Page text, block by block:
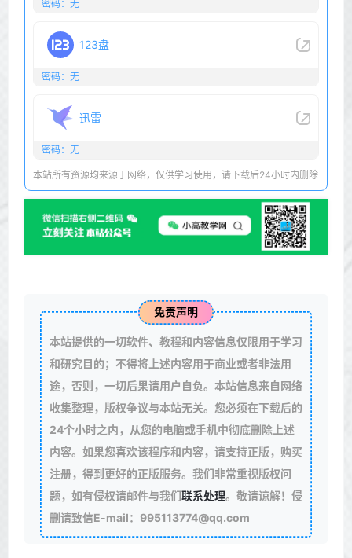
密码：无
123盘
密码：无
迅雷
密码：无
本站所有资源均来源于网络，仅供学习使用，请下载后24小时内删除
免责声明
本站提供的一切软件、教程和内容信息仅限用于学习
和研究目的；不得将上述内容用于商业或者非法用
途，否则，一切后果请用户自负。本站信息来自网络
收集整理，版权争议与本站无关。您必须在下载后的
24个小时之内，从您的电脑或手机中彻底删除上述
内容。如果您喜欢该程序和内容，请支持正版，购买
注册，得到更好的正版服务。我们非常重视版权问
题，如有侵权请邮件与我们联系处理。敬请谅解！侵
删请致信E-mail：995113774@qq.com